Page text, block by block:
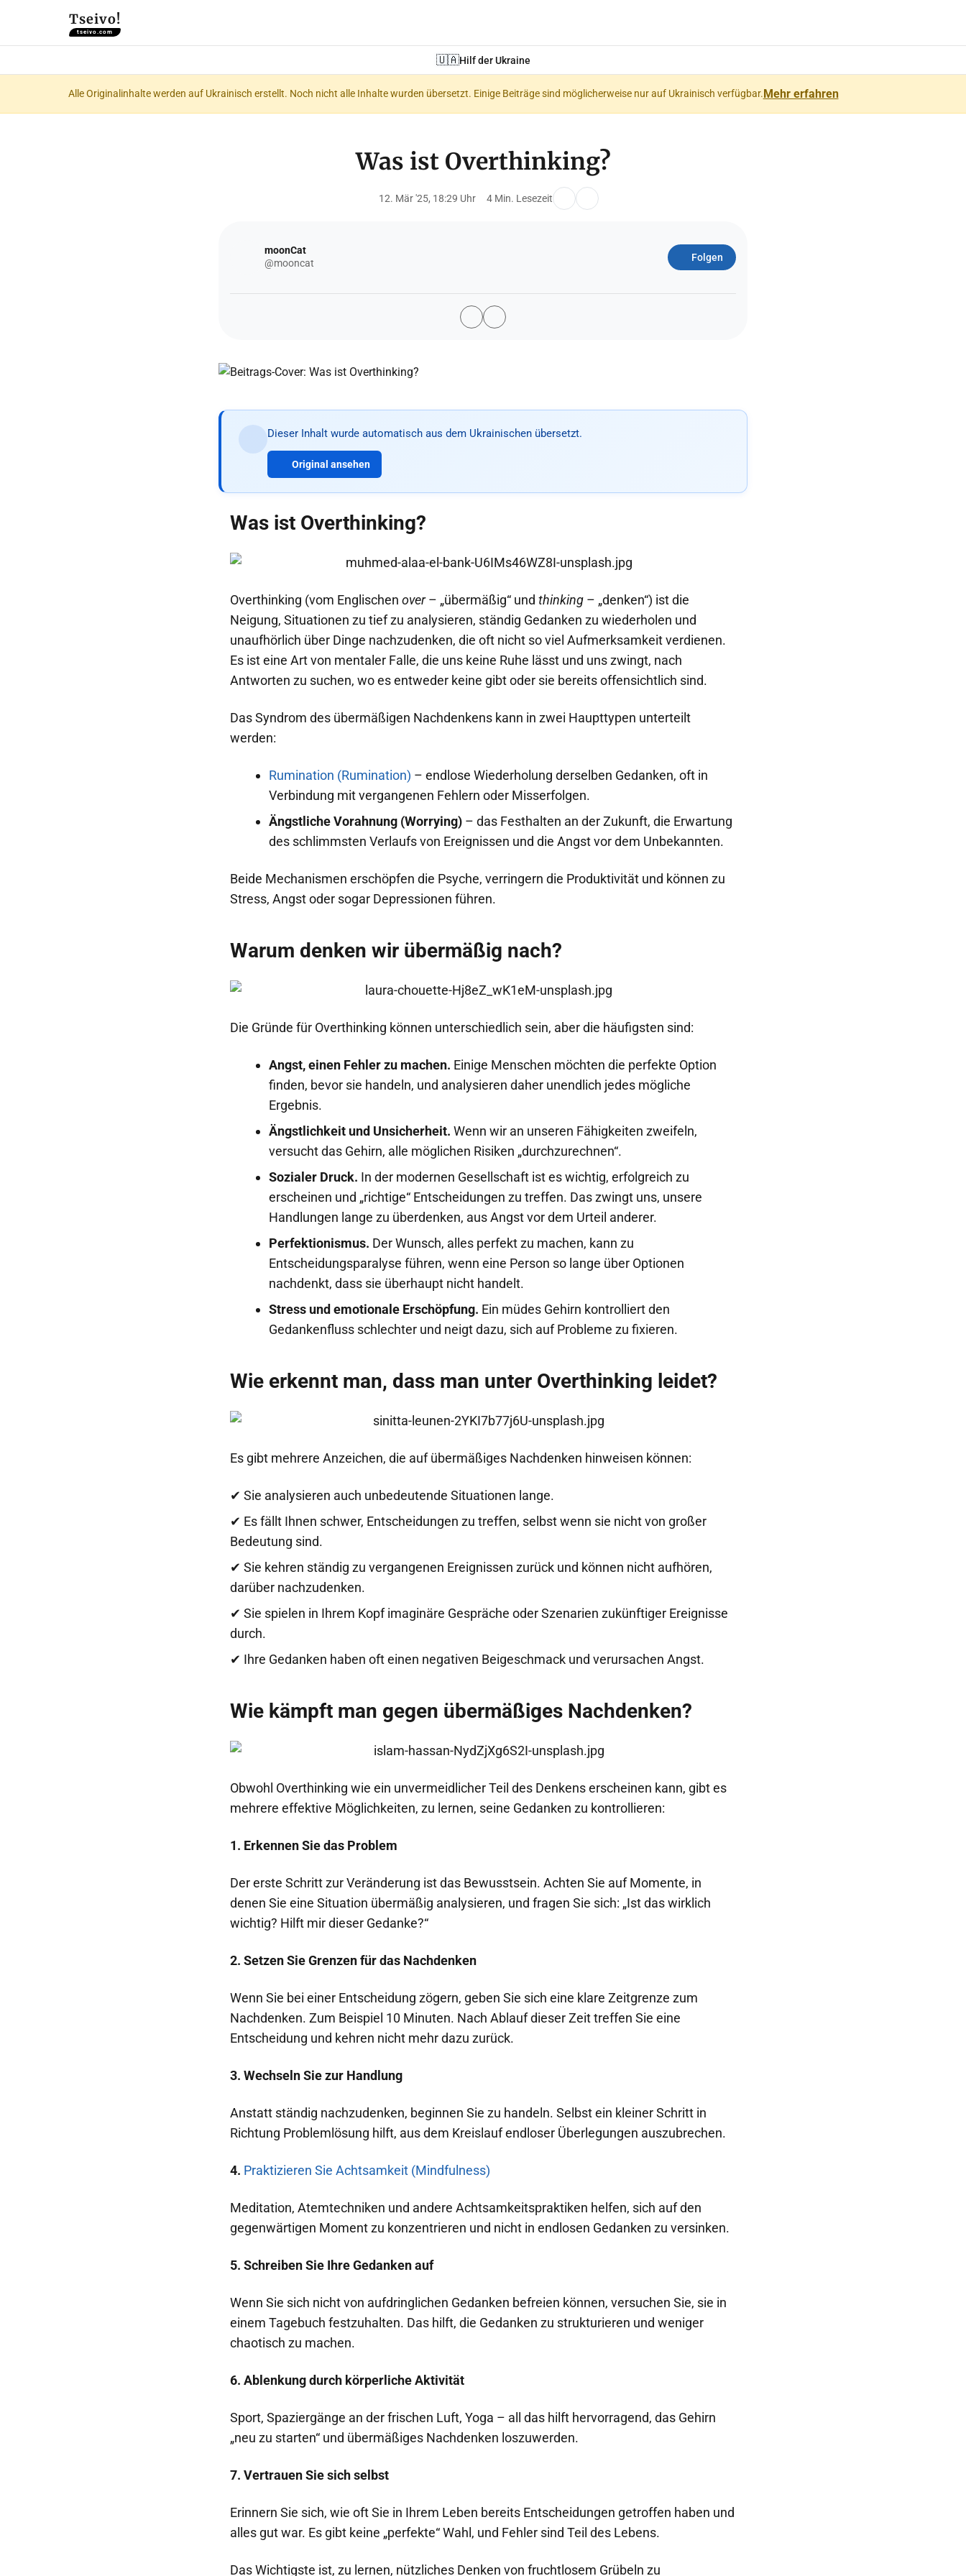
Tseivo!
tseivo.com
🇺🇦Hilf der Ukraine
Alle Originalinhalte werden auf Ukrainisch erstellt. Noch nicht alle Inhalte wurden übersetzt. Einige Beiträge sind möglicherweise nur auf Ukrainisch verfügbar.Mehr erfahren
Was ist Overthinking?
12. Mär '25, 18:29 Uhr 4 Min. Lesezeit
moonCat
@mooncat
Folgen
Dieser Inhalt wurde automatisch aus dem Ukrainischen übersetzt.
Original ansehen
Was ist Overthinking?
Overthinking (vom Englischen over– „übermäßig“ und thinking – „denken“) ist die
Neigung, Situationen zu tief zu analysieren, ständig Gedanken zu wiederholen und
unaufhörlich über Dinge nachzudenken, die oft nicht so viel Aufmerksamkeit verdienen.
Es ist eine Art von mentaler Falle, die uns keine Ruhe lässt und uns zwingt, nach
Antworten zu suchen, wo es entweder keine gibt oder sie bereits offensichtlich sind.
Das Syndrom des übermäßigen Nachdenkens kann in zwei Haupttypen unterteilt
werden:
Rumination (Rumination) – endlose Wiederholung derselben Gedanken, oft in
Verbindung mit vergangenen Fehlern oder Misserfolgen.
Ängstliche Vorahnung (Worrying) – das Festhalten an der Zukunft, die Erwartung
des schlimmsten Verlaufs von Ereignissen und die Angst vor dem Unbekannten.
Beide Mechanismen erschöpfen die Psyche, verringern die Produktivität und können zu
Stress, Angst oder sogar Depressionen führen.
Warum denken wir übermäßig nach?
Die Gründe für Overthinking können unterschiedlich sein, aber die häufigsten sind:
Angst, einen Fehler zu machen. Einige Menschen möchten die perfekte Option
finden, bevor sie handeln, und analysieren daher unendlich jedes mögliche
Ergebnis.
Ängstlichkeit und Unsicherheit. Wenn wir an unseren Fähigkeiten zweifeln,
versucht das Gehirn, alle möglichen Risiken „durchzurechnen“.
Sozialer Druck. In der modernen Gesellschaft ist es wichtig, erfolgreich zu
erscheinen und „richtige“ Entscheidungen zu treffen. Das zwingt uns, unsere
Handlungen lange zu überdenken, aus Angst vor dem Urteil anderer.
Perfektionismus. Der Wunsch, alles perfekt zu machen, kann zu
Entscheidungsparalyse führen, wenn eine Person so lange über Optionen
nachdenkt, dass sie überhaupt nicht handelt.
Stress und emotionale Erschöpfung. Ein müdes Gehirn kontrolliert den
Gedankenfluss schlechter und neigt dazu, sich auf Probleme zu fixieren.
Wie erkennt man, dass man unter Overthinking leidet?
Es gibt mehrere Anzeichen, die auf übermäßiges Nachdenken hinweisen können:
✔ Sie analysieren auch unbedeutende Situationen lange.
✔ Es fällt Ihnen schwer, Entscheidungen zu treffen, selbst wenn sie nicht von großer
Bedeutung sind.
✔ Sie kehren ständig zu vergangenen Ereignissen zurück und können nicht aufhören,
darüber nachzudenken.
✔ Sie spielen in Ihrem Kopf imaginäre Gespräche oder Szenarien zukünftiger Ereignisse
durch.
✔ Ihre Gedanken haben oft einen negativen Beigeschmack und verursachen Angst.
Wie kämpft man gegen übermäßiges Nachdenken?
Obwohl Overthinking wie ein unvermeidlicher Teil des Denkens erscheinen kann, gibt es
mehrere effektive Möglichkeiten, zu lernen, seine Gedanken zu kontrollieren:
1. Erkennen Sie das Problem
Der erste Schritt zur Veränderung ist das Bewusstsein. Achten Sie auf Momente, in
denen Sie eine Situation übermäßig analysieren, und fragen Sie sich: „Ist das wirklich
wichtig? Hilft mir dieser Gedanke?“
2. Setzen Sie Grenzen für das Nachdenken
Wenn Sie bei einer Entscheidung zögern, geben Sie sich eine klare Zeitgrenze zum
Nachdenken. Zum Beispiel 10 Minuten. Nach Ablauf dieser Zeit treffen Sie eine
Entscheidung und kehren nicht mehr dazu zurück.
3. Wechseln Sie zur Handlung
Anstatt ständig nachzudenken, beginnen Sie zu handeln. Selbst ein kleiner Schritt in
Richtung Problemlösung hilft, aus dem Kreislauf endloser Überlegungen auszubrechen.
4. Praktizieren Sie Achtsamkeit (Mindfulness)
Meditation, Atemtechniken und andere Achtsamkeitspraktiken helfen, sich auf den
gegenwärtigen Moment zu konzentrieren und nicht in endlosen Gedanken zu versinken.
5. Schreiben Sie Ihre Gedanken auf
Wenn Sie sich nicht von aufdringlichen Gedanken befreien können, versuchen Sie, sie in
einem Tagebuch festzuhalten. Das hilft, die Gedanken zu strukturieren und weniger
chaotisch zu machen.
6. Ablenkung durch körperliche Aktivität
Sport, Spaziergänge an der frischen Luft, Yoga – all das hilft hervorragend, das Gehirn
„neu zu starten“ und übermäßiges Nachdenken loszuwerden.
7. Vertrauen Sie sich selbst
Erinnern Sie sich, wie oft Sie in Ihrem Leben bereits Entscheidungen getroffen haben und
alles gut war. Es gibt keine „perfekte“ Wahl, und Fehler sind Teil des Lebens.
Das Wichtigste ist, zu lernen, nützliches Denken von fruchtlosem Grübeln zu